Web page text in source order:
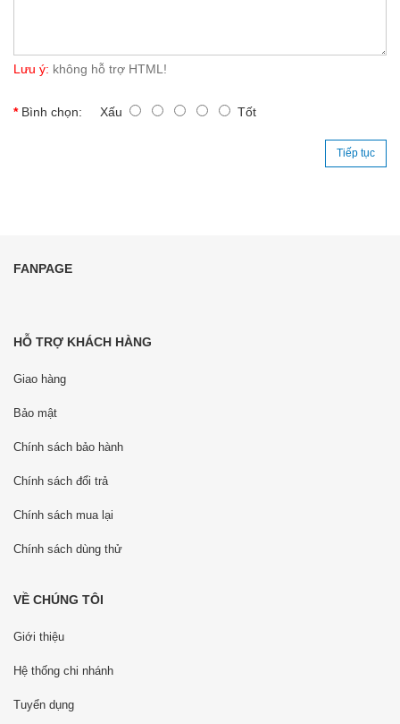
Lưu ý: không hỗ trợ HTML!
Bình chọn: Xấu Tốt
Tiếp tục
FANPAGE
HỖ TRỢ KHÁCH HÀNG
Giao hàng
Bảo mật
Chính sách bảo hành
Chính sách đổi trả
Chính sách mua lại
Chính sách dùng thử
VỀ CHÚNG TÔI
Giới thiệu
Hệ thống chi nhánh
Tuyển dụng